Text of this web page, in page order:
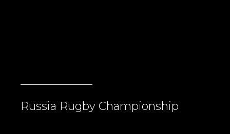
Russia Rugby Championship